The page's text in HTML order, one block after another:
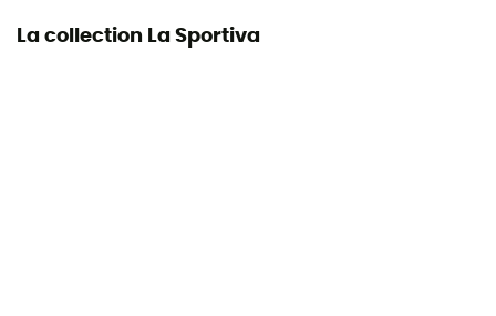
La collection La Sportiva